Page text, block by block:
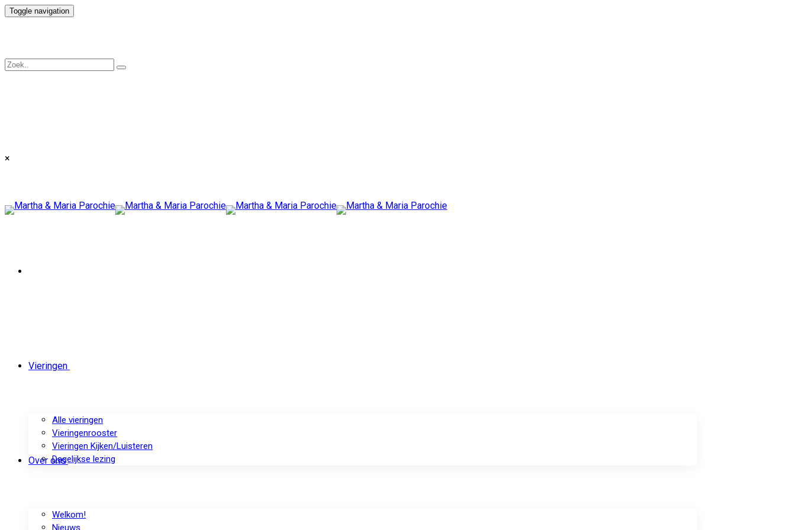
Toggle navigation
×
Vieringen
Alle vieringen
Vieringenrooster
Vieringen Kijken/Luisteren
Dagelijkse lezing
Over ons
Welkom!
Nieuws